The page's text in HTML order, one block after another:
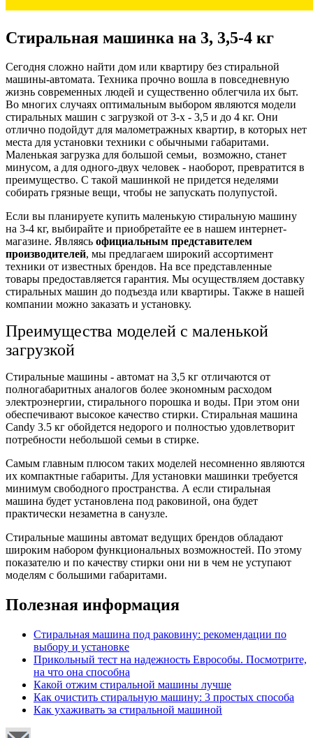
Стиральная машинка на 3, 3,5-4 кг
Сегодня сложно найти дом или квартиру без стиральной
машины-автомата. Техника прочно вошла в повседневную
жизнь современных людей и существенно облегчила их быт.
Во многих случаях оптимальным выбором являются модели
стиральных машин с загрузкой от 3-х - 3,5 и до 4 кг. Они
отлично подойдут для малометражных квартир, в которых нет
места для установки техники с обычными габаритами.
Маленькая загрузка для большой семьи, возможно, станет
минусом, а для одного-двух человек - наоборот, превратится в
преимущество. С такой машинкой не придется неделями
собирать грязные вещи, чтобы не запускать полупустой.
Если вы планируете купить маленькую стиральную машину
на 3-4 кг, выбирайте и приобретайте ее в нашем интернет-
магазине. Являясь официальным представителем
производителей, мы предлагаем широкий ассортимент
техники от известных брендов. На все представленные
товары предоставляется гарантия. Мы осуществляем доставку
стиральных машин до подъезда или квартиры. Также в нашей
компании можно заказать и установку.
Преимущества моделей с маленькой
загрузкой
Стиральные машины - автомат на 3,5 кг отличаются от
полногабаритных аналогов более экономным расходом
электроэнергии, стирального порошка и воды. При этом они
обеспечивают высокое качество стирки. Стиральная машина
Candy 3.5 кг обойдется недорого и полностью удовлетворит
потребности небольшой семьи в стирке.
Самым главным плюсом таких моделей несомненно являются
их компактные габариты. Для установки машинки требуется
минимум свободного пространства. А если стиральная
машина будет установлена под раковиной, она будет
практически незаметна в санузле.
Стиральные машины автомат ведущих брендов обладают
широким набором функциональных возможностей. По этому
показателю и по качеству стирки они ни в чем не уступают
моделям с большими габаритами.
Полезная информация
Стиральная машина под раковину: рекомендации по
выбору и установке
Прикольный тест на надежность Еврособы. Посмотрите,
на что она способна
Какой отжим стиральной машины лучше
Как очистить стиральную машину: 3 простых способа
Как ухаживать за стиральной машиной